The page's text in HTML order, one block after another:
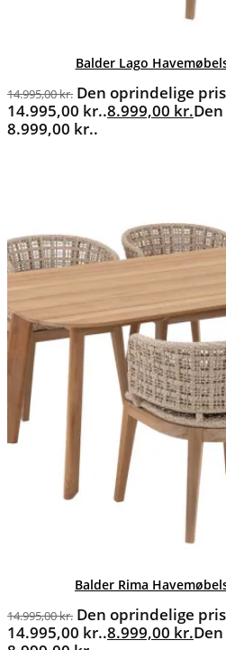
Balder Lago
14.995,00kr. Den oprindelige
14.995,00 kr..8.999,00 kr.
8.999,00 kr..
Balder Rima
14.995,00kr. Den oprindelige
14.995,00 kr..8.999,00 kr.